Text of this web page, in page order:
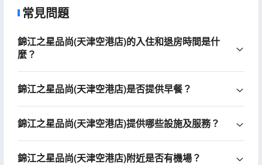
常見問題
錦江之星品尚(天津空港店)的入住和退房時間是什
麼？
錦江之星品尚(天津空港店)是否提供早餐？
錦江之星品尚(天津空港店)提供哪些設施及服務？
錦江之星品尚(天津空港店)附近是否有機場？